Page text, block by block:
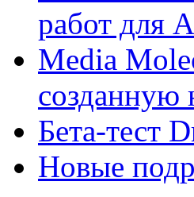
работ для
Media
созданную
Бета-тест
Новые